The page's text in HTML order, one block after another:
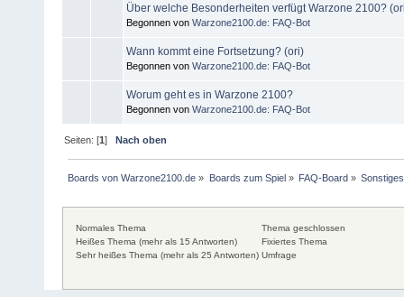
Über welche Besonderheiten verfügt Warzone 2100?
Begonnen von Warzone2100.de: FAQ-Bot
Wann kommt eine Fortsetzung? (ori)
Begonnen von Warzone2100.de: FAQ-Bot
Worum geht es in Warzone 2100?
Begonnen von Warzone2100.de: FAQ-Bot
Seiten: [1]Nach oben
Boards von Warzone2100.de » Boards zum Spiel» FAQ-Board» Sonstiges
Normales Thema
Heißes Thema (mehr als 15 Antworten)
Sehr heißes Thema (mehr als 25 Antworten)
Thema geschlossen
Fixiertes Thema
Umfrage